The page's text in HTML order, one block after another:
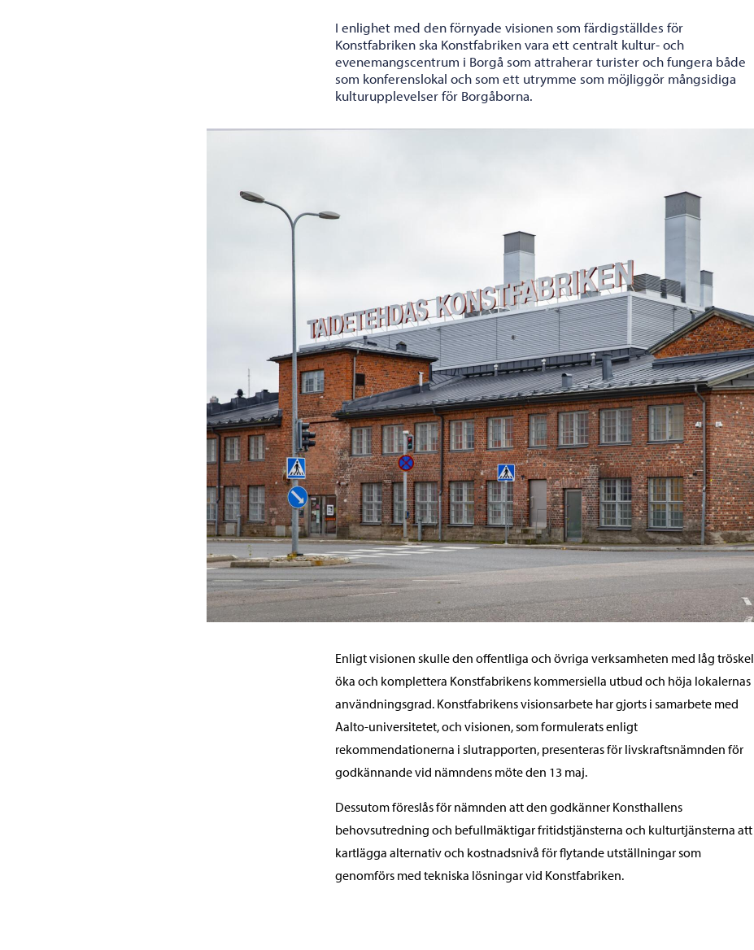
I enlighet med den förnyade visionen som färdigställdes för
Konstfabriken ska Konstfabriken vara ett centralt kultur- och
evenemangscentrum i Borgå som attraherar turister och fungera både
som konferenslokal och som ett utrymme som möjliggör mångsidiga
kulturupplevelser för Borgåborna.
Enligt visionen skulle den offentliga och övriga verksamheten med låg tröskel
öka och komplettera Konstfabrikens kommersiella utbud och höja lokalernas
användningsgrad. Konstfabrikens visionsarbete har gjorts i samarbete med
Aalto-universitetet, och visionen, som formulerats enligt
rekommendationerna i slutrapporten, presenteras för livskraftsnämnden för
godkännande vid nämndens möte den 13 maj.
Dessutom föreslås för nämnden att den godkänner Konsthallens
behovsutredning och befullmäktigar fritidstjänsterna och kulturtjänsterna att
kartlägga alternativ och kostnadsnivå för flytande utställningar som
genomförs med tekniska lösningar vid Konstfabriken.